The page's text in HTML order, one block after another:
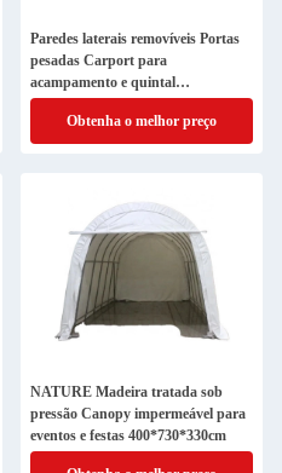
Paredes laterais removíveis Portas
pesadas Carport para
acampamento e quintal
400*730*330cm
Obtenha o melhor preço
NATURE Madeira tratada sob
pressão Canopy impermeável para
eventos e festas 400*730*330cm